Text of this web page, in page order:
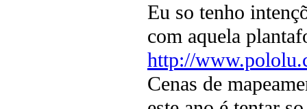
Eu so tenho
com aquela
http://
Cenas de